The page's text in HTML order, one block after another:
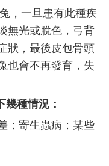
，一旦患有此種疾
無光或脫色，弓背
狀，最後皮包骨頭
也會不再發育，失
幾種情況：
；寄生蟲病；某些